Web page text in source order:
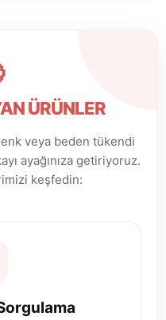
ÜRÜNLER
veya beden tükendi
ayağınıza getiriyoruz.
keşfedin: